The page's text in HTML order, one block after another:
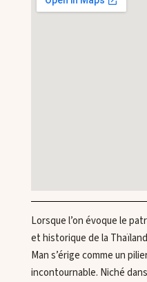
Lorsque l’on évoque le
et historique de la
Man s’érige comme un
incontournable. Niché